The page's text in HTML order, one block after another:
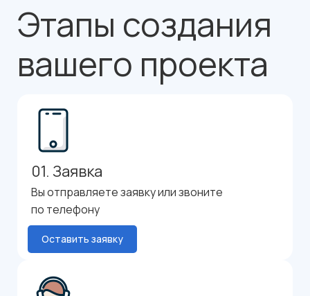
Этапы создания
вашего проекта
01. Заявка
Вы отправляете заявку или звоните
по телефону
Оставить заявку